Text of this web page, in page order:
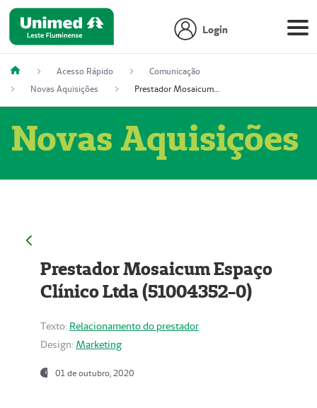
Login
Acesso Rápido
Comunicação
Novas Aquisições
Prestador Mosaicum Espaço Clínico Ltda (51004352-0)
Novas Aquisições
Prestador Mosaicum Espaço
Clínico Ltda (51004352-0)
Texto: Relacionamento do prestador
Design: Marketing
01 de outubro, 2020